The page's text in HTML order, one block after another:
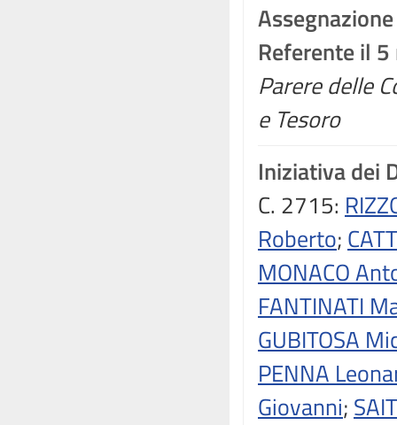
Assegnazione
Referente il
Parere delle
e Tesoro
Iniziativa dei
C. 2715:
Roberto;
MONACO
FANTINATI
GUBITOSA
PENNA
Giovanni;